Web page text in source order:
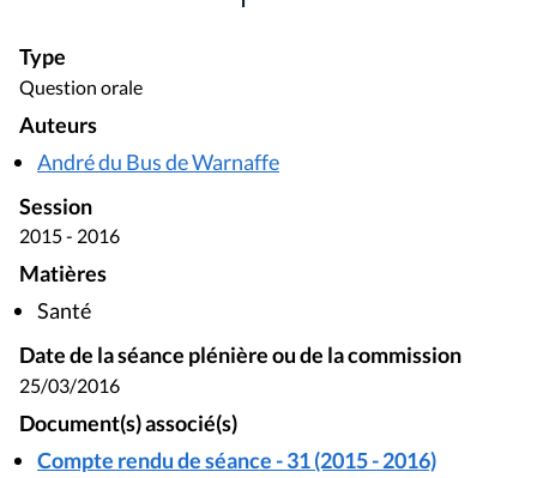
Type
Question orale
Auteurs
André du Bus de Warnaffe
Session
2015 - 2016
Matières
Santé
Date de la séance plénière ou de la commission
25/03/2016
Document(s) associé(s)
Compte rendu de séance - 31 (2015 - 2016)